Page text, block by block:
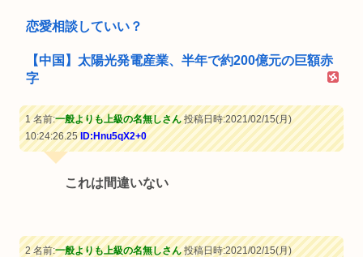
恋愛相談していい？
【中国】太陽光発電産業、半年で約200億元の巨額赤
字
1 名前:一般よりも上級の名無しさん投稿日時:2021/02/15(月)
10:24:26.25ID:Hnu5qX2+0
これは間違いない
2 名前:一般よりも上級の名無しさん投稿日時:2021/02/15(月)